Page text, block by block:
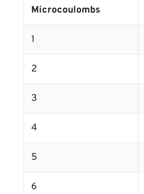
Microcoulombs
1
2
3
4
5
6